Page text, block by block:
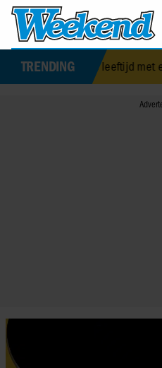
TRENDING
jarige leeftijd met eerste